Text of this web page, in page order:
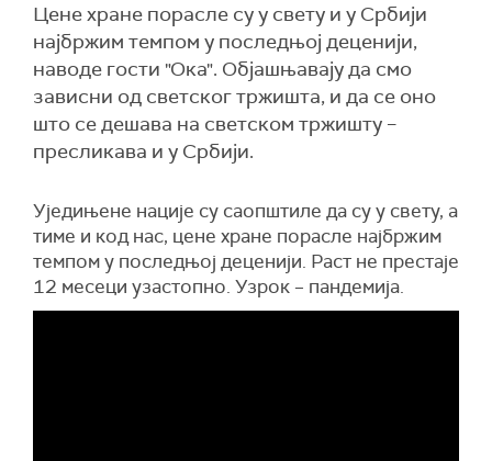
Цене хране порасле су у свету и у Србији
најбржим темпом у последњој деценији,
наводе гости "Ока". Објашњавају да смо
зависни од светског тржишта, и да се оно
што се дешава на светском тржишту –
пресликава и у Србији.
Уједињене нације су саопштиле да су у свету, а
тиме и код нас, цене хране порасле најбржим
темпом у последњој деценији. Раст не престаје
12 месеци узастопно. Узрок – пандемија.